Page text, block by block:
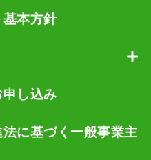
基本方針
し込み
に基づく一般事業主